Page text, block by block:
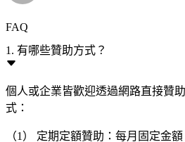
FAQ
1. 有哪些贊助方式？
個人或企業皆歡迎透過網路直接贊
式：
（1） 定期定額贊助：每月固定金